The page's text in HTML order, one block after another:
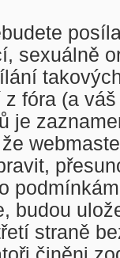
sexuálně
fóra (a
je
budou
straně